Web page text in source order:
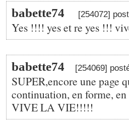
babette74 [254072]
Yes !!!! yes et re yes !!!
babette74 [254069]
SUPER,encore une page
continuation, en forme,
VIVE LA VIE!!!!!